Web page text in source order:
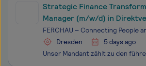
Strategic Finance
Manager (m/w/d) in
FERCHAU – Connecting People
Dresden
5 days ago